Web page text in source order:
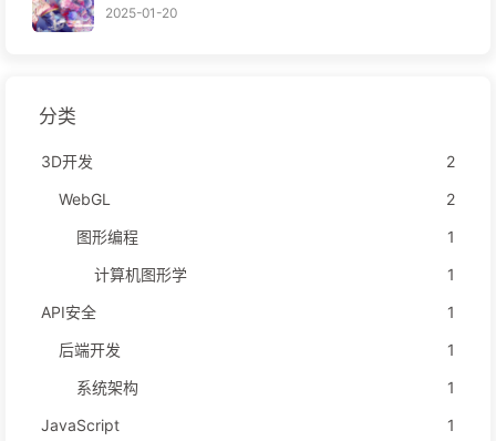
2025-01-20
分类
3D开发
2
WebGL
2
图形编程
1
计算机图形学
1
API安全
1
后端开发
1
系统架构
1
JavaScript
1